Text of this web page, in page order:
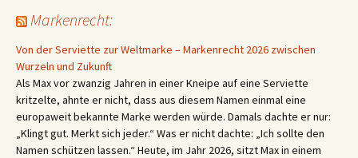
Markenrecht:
Von der Serviette zur Weltmarke – Markenrecht 2026 zwischen
Wurzeln und Zukunft
Als Max vor zwanzig Jahren in einer Kneipe auf eine Serviette
kritzelte, ahnte er nicht, dass aus diesem Namen einmal eine
europaweit bekannte Marke werden würde. Damals dachte er nur:
„Klingt gut. Merkt sich jeder.“ Was er nicht dachte: „Ich sollte den
Namen schützen lassen.“ Heute, im Jahr 2026, sitzt Max in einem